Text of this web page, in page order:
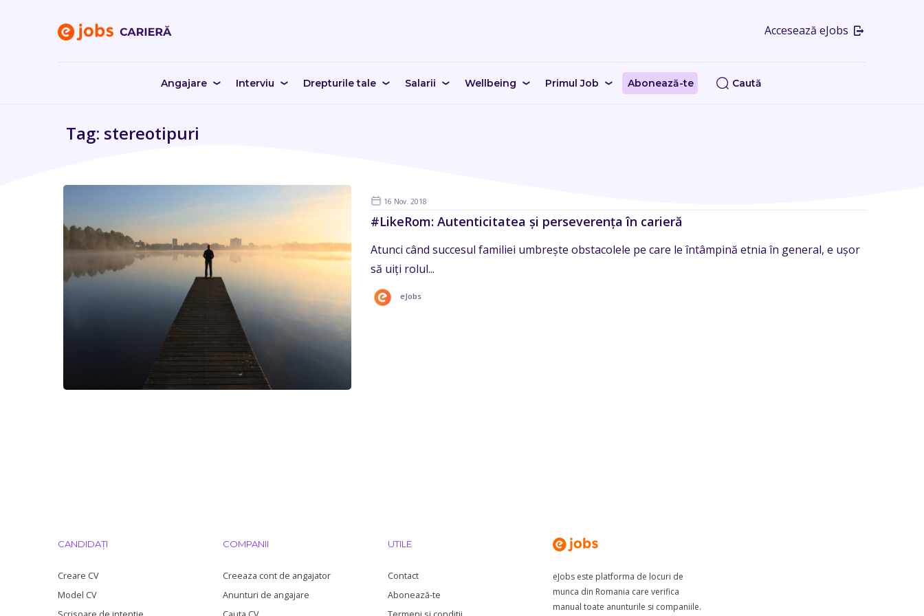
Accesează eJobs
Angajare Interviu Drepturile tale Salarii Wellbeing Primul Job Abonează-te Caută
Tag: stereotipuri
16 Nov. 2018
#LikeRom: Autenticitatea și perseverența în carieră
Atunci când succesul familiei umbrește obstacolele pe care le întâmpină etnia în general, e ușor
să uiți rolul...
eJobs
CANDIDAȚI
Creare CV
Model CV
COMPANII
Creeaza cont de angajator
Anunturi de angajare
UTILE
Contact
Abonează-te
eJobs este platforma de locuri de
munca din Romania care verifica
manual toate anunturile si companiile.